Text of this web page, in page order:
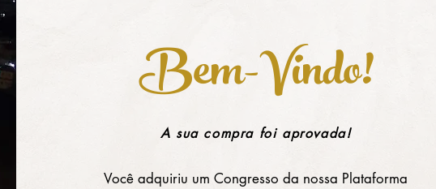
Bem-Vindo!
A sua compra foi aprovada!
Você adquiriu um Congresso da nossa Plataforma